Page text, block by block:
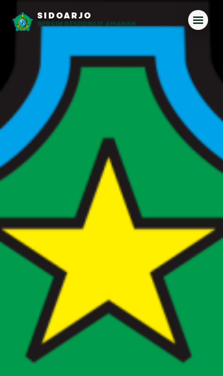
SIDOARJO
BERSIH RESPONSIF AMANAH